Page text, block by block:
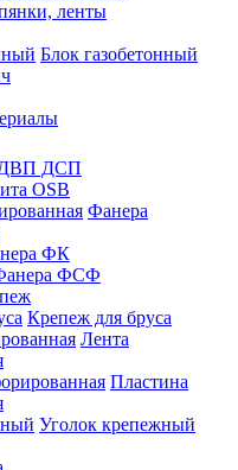
ленты
Блок газобетонный
ДВП ДСП
OSB
Фанера
ФК
ФСФ
Крепеж для бруса
Лента
Пластина
Уголок крепежный